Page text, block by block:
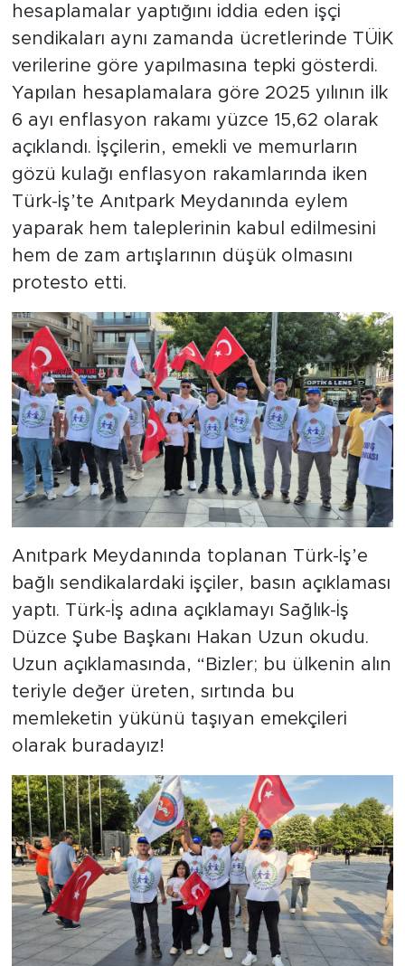
hesaplamalar yaptığını iddia eden işçi
sendikaları aynı zamanda ücretlerinde TÜİK
verilerine göre yapılmasına tepki gösterdi.
Yapılan hesaplamalara göre 2025 yılının ilk
6 ayı enflasyon rakamı yüzce 15,62 olarak
açıklandı. İşçilerin, emekli ve memurların
gözü kulağı enflasyon rakamlarında iken
Türk-İş’te Anıtpark Meydanında eylem
yaparak hem taleplerinin kabul edilmesini
hem de zam artışlarının düşük olmasını
protesto etti.
Anıtpark Meydanında toplanan Türk-İş’e
bağlı sendikalardaki işçiler, basın açıklaması
yaptı. Türk-İş adına açıklamayı Sağlık-İş
Düzce Şube Başkanı Hakan Uzun okudu.
Uzun açıklamasında, “Bizler; bu ülkenin alın
teriyle değer üreten, sırtında bu
memleketin yükünü taşıyan emekçileri
olarak buradayız!